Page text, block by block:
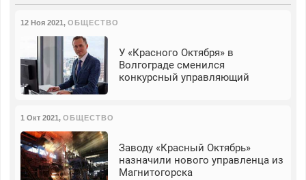
12 Ноя 2021, ОБЩЕСТВО
У «Красного Октября» в
Волгограде сменился
конкурсный управляющий
1 Окт 2021, ОБЩЕСТВО
Заводу «Красный Октябрь»
назначили нового управленца из
Магнитогорска